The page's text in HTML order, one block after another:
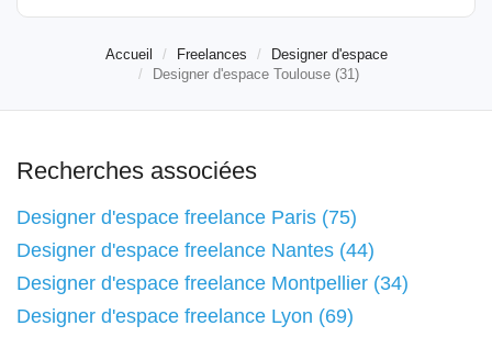
Accueil Freelances
Designer d'espace
Designer d'espace Toulouse (31)
Recherches associées
Designer d'espace freelance Paris (75)
Designer d'espace freelance Nantes (44)
Designer d'espace freelance Montpellier (34)
Designer d'espace freelance Lyon (69)